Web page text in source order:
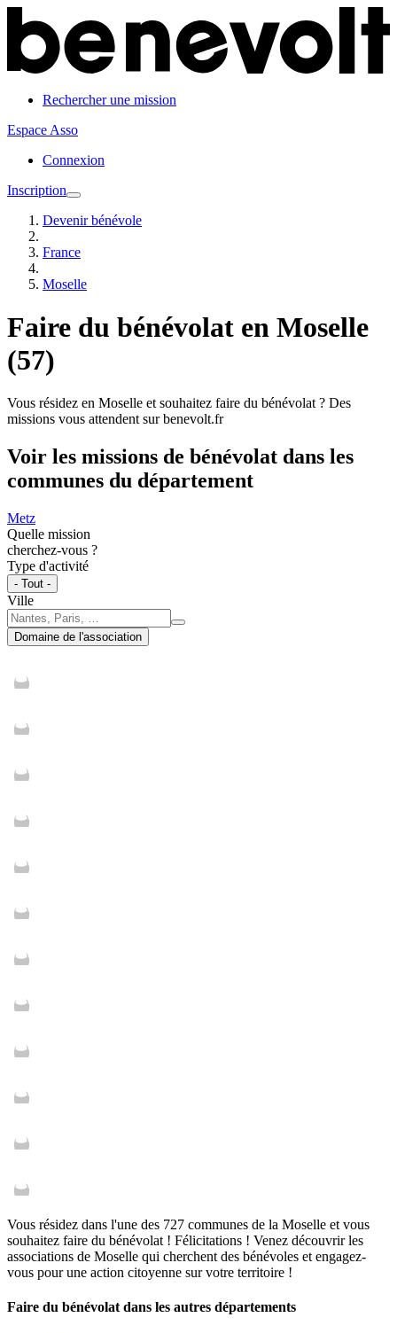
Rechercher une mission
Espace Asso
Connexion
Inscription
Devenir bénévole
France
Moselle
Faire du bénévolat en Moselle
(57)
Vous résidez en Moselle et souhaitez faire du bénévolat ? Des
missions vous attendent sur benevolt.fr
Voir les missions de bénévolat dans les
communes du département
Metz
Quelle mission
cherchez-vous ?
Type d'activité
- Tout -
Ville
Domaine de l'association
Vous résidez dans l'une des 727 communes de la Moselle et vous
souhaitez faire du bénévolat ! Félicitations ! Venez découvrir les
associations de Moselle qui cherchent des bénévoles et engagez-
vous pour une action citoyenne sur votre territoire !
Faire du bénévolat dans les autres départements